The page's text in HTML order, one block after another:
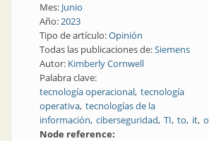
Mes: Junio
Año:2023
Tipo de artículo:Opinión
Todas las publicaciones de:Siemens
Autor: Kimberly Cornwell
Palabra clave:
tecnología operacional tecnología
operativa tecnologías de la
información ciberseguridad TI to it
Node reference: